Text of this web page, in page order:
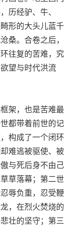
历经驴、牛、
形的大头儿蓝千
桑。合卷之后，
往复的苦难，究
望与时代洪流
架，也是苦难最
都带着前世的记
构成了一个闭环
难逃被驱使、被
与死后身不由己
草落幕；第二世
辱负重，忍受鞭
，在烈火焚烧的
壮的坚守；第三